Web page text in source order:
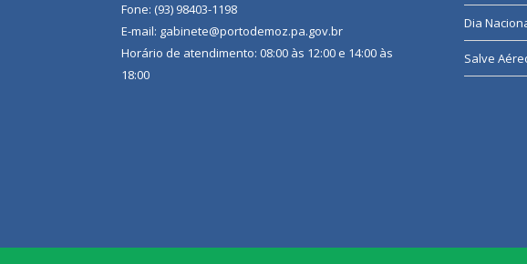
Fone: (93) 98403-1198
E-mail: gabinete@portodemoz.pa.gov.br
Horário de atendimento: 08:00 às 12:00 e 14:00 às
18:00
Dia
Salve